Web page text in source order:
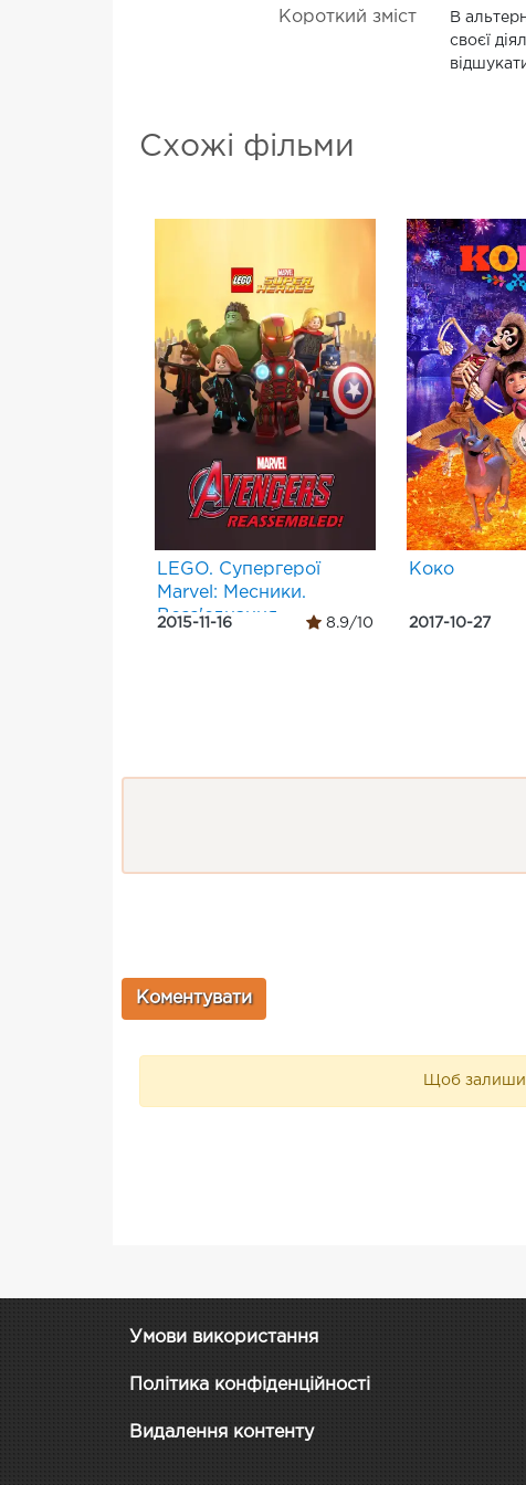
Короткий зміст
В
своєї
Схожі фільми
LEGO. Супергерої
Marvel: Месники.
Возз'єднання
2015-11-16 8.9/10
Коко
2017-10-27
Щоб
Умови використання
Політика конфіденційності
Видалення контенту